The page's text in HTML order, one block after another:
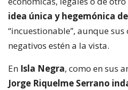
idea única y hegemónica
“incuestionable”, aunque sus
negativos estén a la vista.
En Isla Negra, como en sus
Jorge Riquelme Serrano